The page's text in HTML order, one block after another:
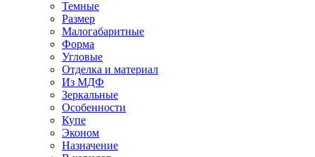
Темные
Размер
Малогабаритные
Форма
Угловые
Отделка и материал
Из МДФ
Зеркальные
Особенности
Купе
Эконом
Назначение